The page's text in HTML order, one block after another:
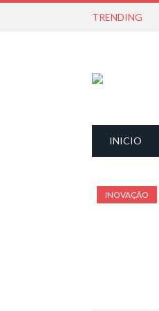
TRENDING
INICIO
INOVAÇÃO